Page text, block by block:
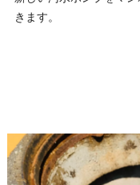
きます。